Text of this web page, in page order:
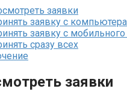
заявки
заявку с компьютера
заявку с
сразу всех
заявки